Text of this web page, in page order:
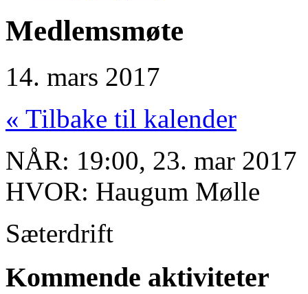
Medlemsmøte
14. mars 2017
« Tilbake til kalender
NÅR: 19:00, 23. mar 2017
HVOR: Haugum Mølle
Sæterdrift
Kommende aktiviteter